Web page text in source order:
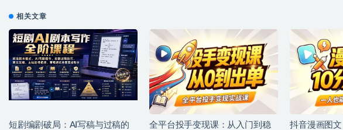
相关文章
短剧编剧破局：AI写稿与过稿的
全平台投手变现课：从入门到稳
抖音漫画图